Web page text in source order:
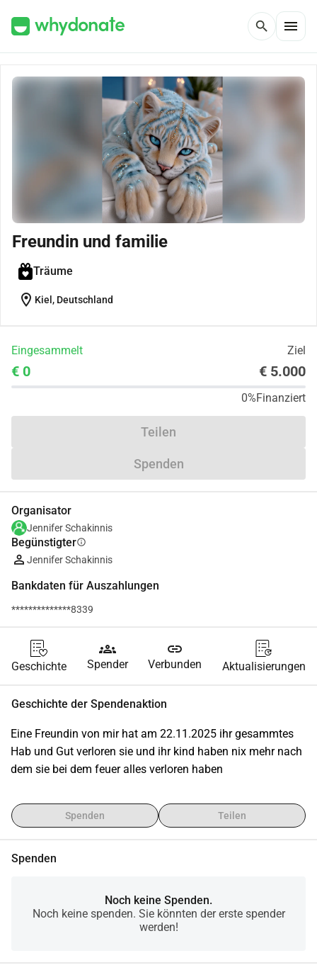
search menu
Freundin und familie
Träume
location_on Kiel, Deutschland
Eingesammelt Ziel
€ 0 € 5.000
0%Finanziert
Teilen
Spenden
Organisator
Jennifer Schakinnis
Begünstigterinfo
Jennifer Schakinnis
Bankdaten für Auszahlungen
**************8339
Geschichte
groups
Spender
link
Verbunden Aktualisierungen
Geschichte der Spendenaktion
Eine Freundin von mir hat am 22.11.2025 ihr gesammtes
Hab und Gut verloren sie und ihr kind haben nix mehr nach
dem sie bei dem feuer alles verloren haben
Spenden Teilen
Spenden
Noch keine Spenden.
Noch keine spenden. Sie könnten der erste spender
werden!